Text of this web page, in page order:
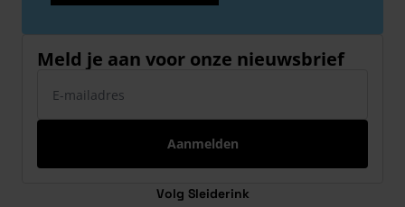
Meld je aan voor onze nieuwsbrief
Aanmelden
Volg Sleiderink